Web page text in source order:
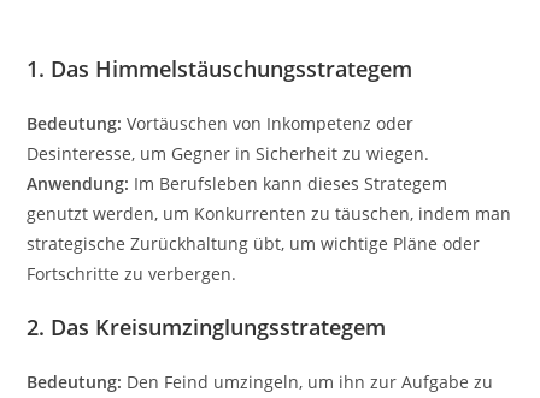
1. Das Himmelstäuschungsstrategem
Bedeutung: Vortäuschen von Inkompetenz oder
Desinteresse, um Gegner in Sicherheit zu wiegen.
Anwendung: Im Berufsleben kann dieses Strategem
genutzt werden, um Konkurrenten zu täuschen, indem man
strategische Zurückhaltung übt, um wichtige Pläne oder
Fortschritte zu verbergen.
2. Das Kreisumzinglungsstrategem
Bedeutung: Den Feind umzingeln, um ihn zur Aufgabe zu